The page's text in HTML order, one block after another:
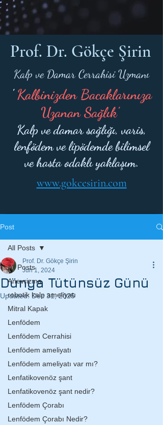
Kalp ve Damar Cerrahisi Uzmanı
Prof. Dr. Gökçe Şirin
Kalbinizden Bacaklarınıza
Uzanan Sağlık'
Kalp ve damar sağlığı, varis,
lenfödem ve lipödemde bilimsel
ve hasta odaklı yaklaşım.
www.gokcesirin.com
Post
All Posts
Anevrizma
robotik kalp ameliyatı
Mitral Kapak
Lenfödem
Lenfödem Cerrahisi
Lenfödem ameliyatı
Lenfödem ameliyatı var mı?
Lenfatikovenöz şant
Lenfatikovenöz şant nedir?
Lenfödem Çorabı
Lenfödem Çorabı Nedir?
All Posts
Dünya Tütünsüz Günü
Prof. Dr. Gökçe Şirin
Jun 1, 2024
Updated: Dec 31, 2025